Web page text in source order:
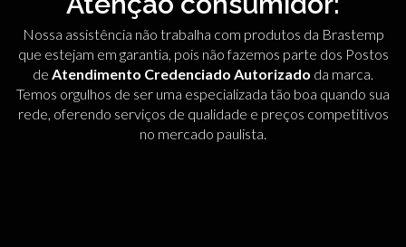
Nossa assistência não trabalha com produtos da Brastemp
que estejam em garantia, pois não fazemos parte dos Postos
de Atendimento Credenciado Autorizado da marca.
Temos orgulhos de ser uma especializada tão boa quando sua
rede, oferendo serviços de qualidade e preços competitivos
no mercado paulista.